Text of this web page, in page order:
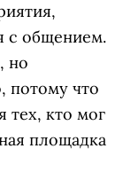
с общением.
но
потому что
тех, кто мог
площадка